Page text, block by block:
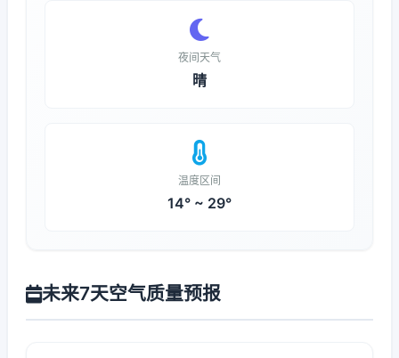
夜间天气
晴
温度区间
14° ~ 29°
未来7天空气质量预报